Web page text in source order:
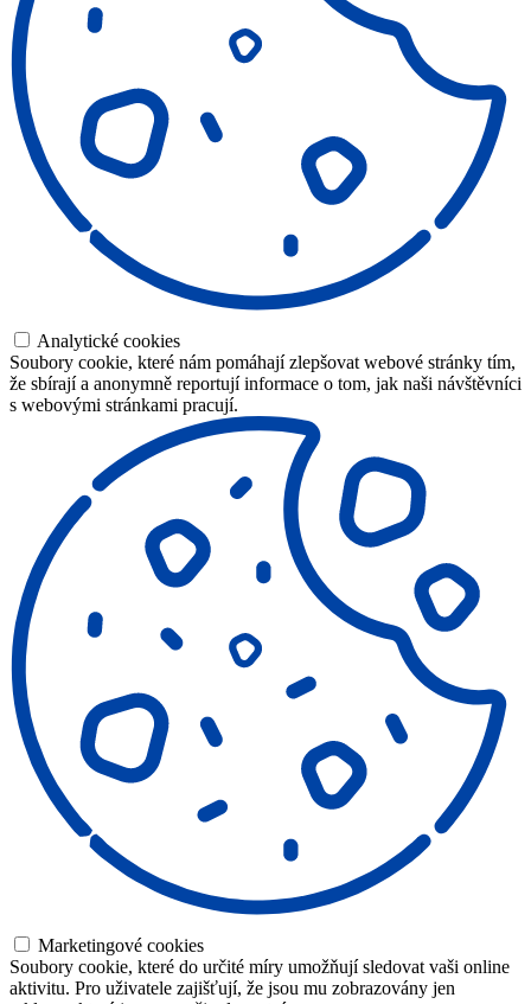
Analytické cookies
Soubory cookie, které nám pomáhají zlepšovat webové stránky tím,
že sbírají a anonymně reportují informace o tom, jak naši návštěvníci
s webovými stránkami pracují.
Marketingové cookies
Soubory cookie, které do určité míry umožňují sledovat vaši online
aktivitu. Pro uživatele zajišťují, že jsou mu zobrazovány jen